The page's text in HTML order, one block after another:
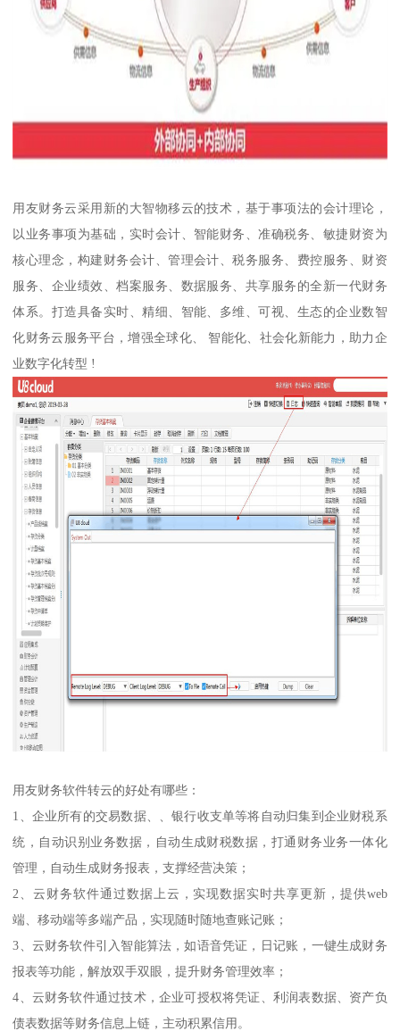
用友财务云采用新的大智物移云的技术，基于事项法的会计理论，
以业务事项为基础，实时会计、智能财务、准确税务、敏捷财资为
核心理念，构建财务会计、管理会计、税务服务、费控服务、财资
服务、企业绩效、档案服务、数据服务、共享服务的全新一代财务
体系。打造具备实时、精细、智能、多维、可视、生态的企业数智
化财务云服务平台，增强全球化、 智能化、社会化新能力，助力企
业数字化转型 !
用友财务软件转云的好处有哪些：
1、企业所有的交易数据、、银行收支单等将自动归集到企业财税系
统，自动识别业务数据，自动生成财税数据，打通财务业务一体化
管理，自动生成财务报表，支撑经营决策；
2、云财务软件通过数据上云，实现数据实时共享更新，提供web
端、移动端等多端产品，实现随时随地查账记账；
3、云财务软件引入智能算法，如语音凭证，日记账，一键生成财务
报表等功能，解放双手双眼，提升财务管理效率；
4、云财务软件通过技术，企业可授权将凭证、利润表数据、资产负
债表数据等财务信息上链，主动积累信用。